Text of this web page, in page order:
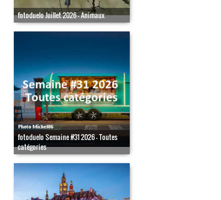
fotoduelo Juillet 2026 - Animaux
fotoduelo Semaine #31 2026 - Toutes
catégories